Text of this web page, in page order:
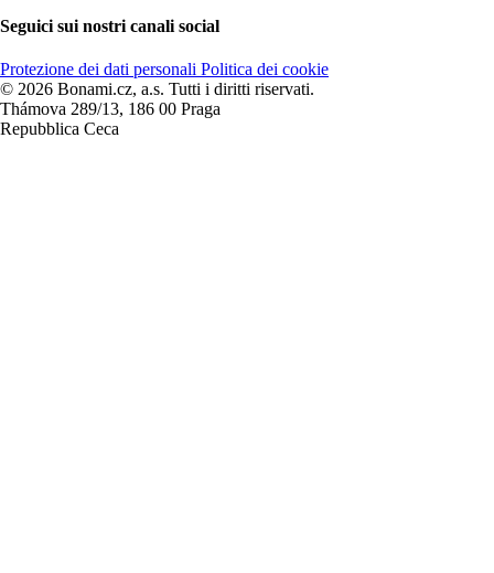
Seguici sui nostri canali social
Protezione dei dati personali Politica dei cookie
© 2026 Bonami.cz, a.s. Tutti i diritti riservati.
Thámova 289/13, 186 00 Praga
Repubblica Ceca